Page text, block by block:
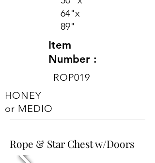
64"x
89"
Item
Number :
ROP019
HONEY
or MEDIO
Rope & Star Chest w/Doors